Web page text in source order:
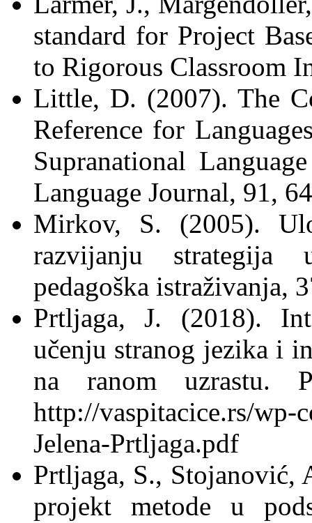
standard for Project
to Rigorous Classroom
Little, D. (2007). The
Reference for
Supranational
Language Journal, 91,
Mirkov, S. (2005).
razvijanju strategija
pedagoška istraživanja,
Prtljaga, J. (2018).
učenju stranog jezika i
na ranom uzrastu.
http://vaspitacice.rs/wp-
Jelena-Prtljaga.pdf
Prtljaga, S., Stojanović,
projekt metode u